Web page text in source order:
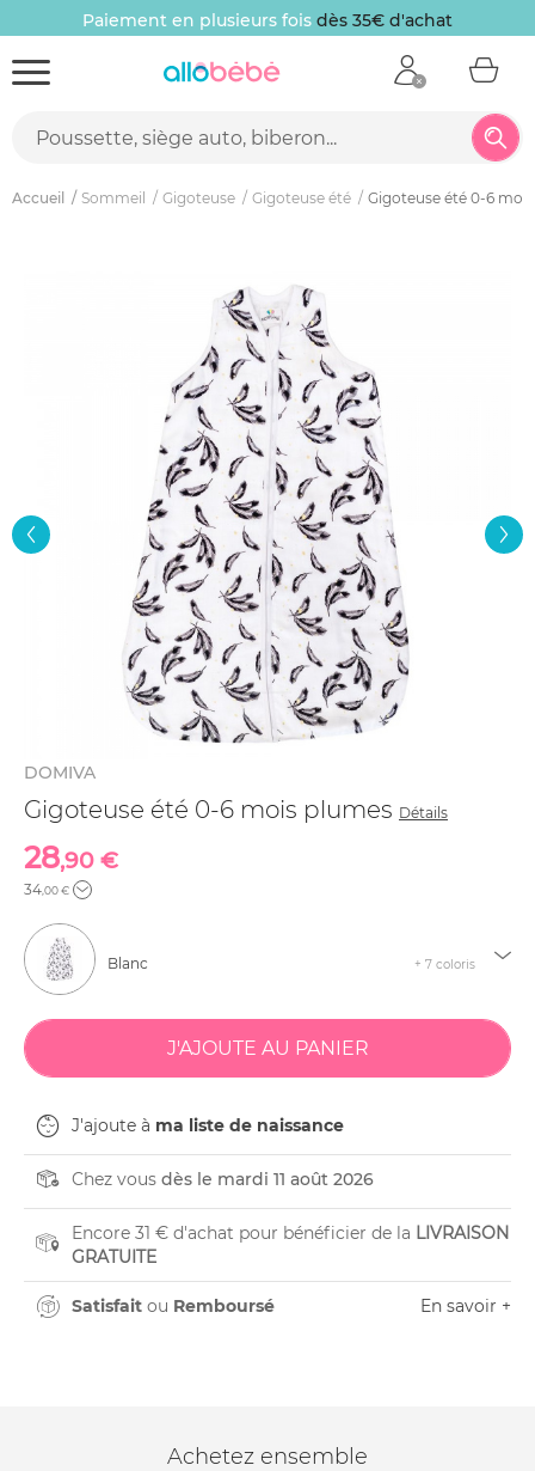
Paiement en plusieurs fois dès 35€ d'achat
Accueil Sommeil Gigoteuse Gigoteuse été Gigoteuse été 0-6
DOMIVA
Gigoteuse été 0-6 mois plumes Détails
28,90 €
34,00 €
Blanc + 7 coloris
J'ajoute à ma liste de naissance
Chez vous dès le mardi 11 août 2026
Encore 31 € d'achat pour bénéficier de la LIVRAISON
GRATUITE
Satisfait ou Remboursé En savoir +
Achetez ensemble